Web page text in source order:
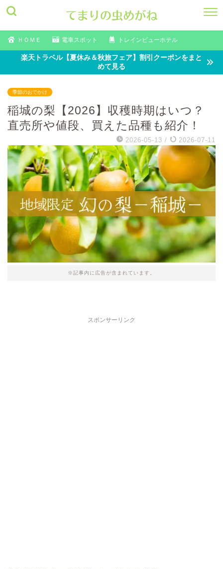
ＨＯＭＥ 電車スポット トレインビューホテル
楽天トラベル【夏休み＆秋旅フェア】割引クーポンをまと
めて見る
季節のおでかけ
稲城の梨【2026】収穫時期はいつ？
直売所や値段、買えた品種も紹介！
2026-05-13 / 2026-07-11
※記事内に広告が含まれています。
スポンサーリンク